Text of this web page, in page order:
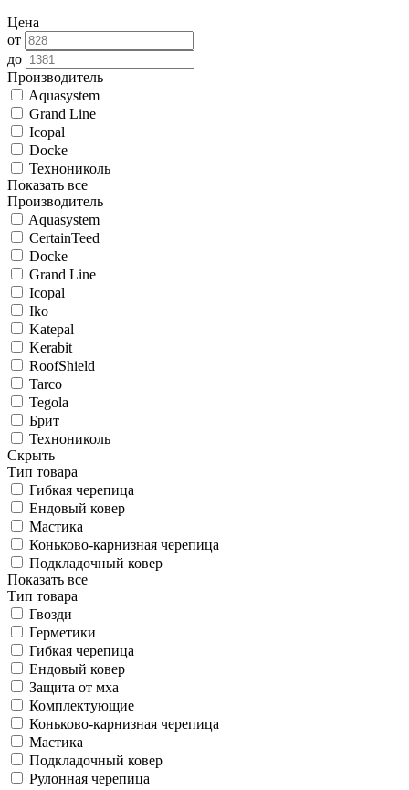
Цена
от
до
Производитель
Aquasystem
Grand Line
Icopal
Docke
Технониколь
Показать все
Производитель
Aquasystem
CertainTeed
Docke
Grand Line
Icopal
Iko
Katepal
Kerabit
RoofShield
Tarco
Tegola
Брит
Технониколь
Скрыть
Тип товара
Гибкая черепица
Ендовый ковер
Мастика
Коньково-карнизная черепица
Подкладочный ковер
Показать все
Тип товара
Гвозди
Герметики
Гибкая черепица
Ендовый ковер
Защита от мха
Комплектующие
Коньково-карнизная черепица
Мастика
Подкладочный ковер
Рулонная черепица